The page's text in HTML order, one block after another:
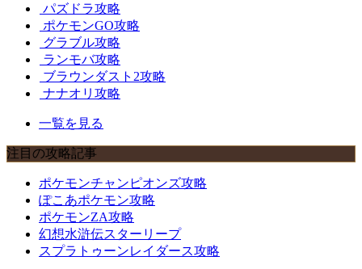
パズドラ攻略
ポケモンGO攻略
グラブル攻略
ランモバ攻略
ブラウンダスト2攻略
ナナオリ攻略
一覧を見る
注目の攻略記事
ポケモンチャンピオンズ攻略
ぽこあポケモン攻略
ポケモンZA攻略
幻想水滸伝スターリープ
スプラトゥーンレイダース攻略